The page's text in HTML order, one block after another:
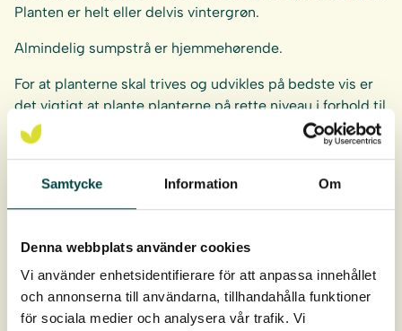
Samtycke Information Om
Denna webbplats använder cookies
Vi använder enhetsidentifierare för att anpassa innehållet
och annonserna till användarna, tillhandahålla funktioner
för sociala medier och analysera vår trafik. Vi
Planten er helt eller delvis vintergrøn.
Almindelig sumpstrå er hjemmehørende.
For at planterne skal trives og udvikles på bedste vis er
det vigtigt at plante planterne på rette niveau i forhold til
middelvandstanden. Se
plante- og plejevejledning.
Anbefalet plantetæthed:
8-10 planter/m².
Rodklumpen er 9 cm dyb og 4 cm i diameter.
Planterne leveres i bakker af 40 stk.
Levering: April-oktober